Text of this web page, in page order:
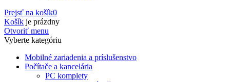
Prejsť na košík0
Košík je prázdny
Otvoriť menu
Vyberte kategóriu
Mobilné zariadenia a príslušenstvo
Počítače a kancelária
PC komplety